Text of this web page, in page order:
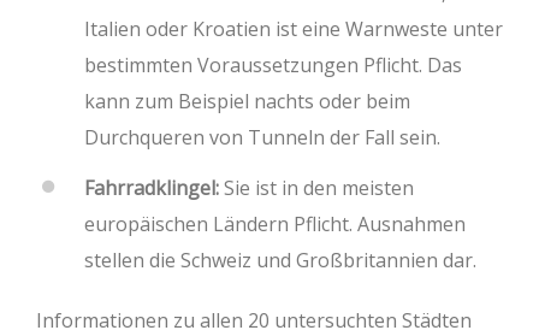
Italien oder Kroatien ist eine Warnweste unter
bestimmten Voraussetzungen Pflicht. Das
kann zum Beispiel nachts oder beim
Durchqueren von Tunneln der Fall sein.
Fahrradklingel:Sie ist in den meisten
europäischen Ländern Pflicht. Ausnahmen
stellen die Schweiz und Großbritannien dar.
Informationen zu allen 20 untersuchten Städten